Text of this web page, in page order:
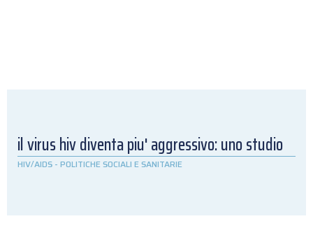
il virus hiv diventa piu' aggressivo: uno studio
HIV/AIDS - POLITICHE SOCIALI E SANITARIE